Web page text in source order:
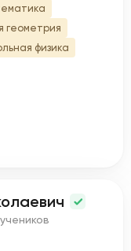
геометрия
физика